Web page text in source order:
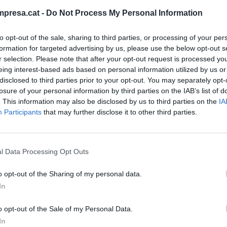
- Do Not Process My Personal Information
opt-out of the sale, sharing to third parties, or processing of your
for targeted advertising by us, please use the below opt-out
selection. Please note that after your opt-out request is processed
interest-based ads based on personal information utilized by us
to third parties prior to your opt-out. You may separately
of your personal information by third parties on the IAB’s list of
This information may also be disclosed by us to third parties on the
Participants that may further disclose it to other third parties.
Data Processing Opt Outs
opt-out of the Sharing of my personal data.
opt-out of the Sale of my Personal Data.
Fuerte Lauderdale, Los Angeles y el JFK
trabajadores que prestaban servicio para los
del Prat contratados por Norwegian Air
entró en preconcurso de acreedores. A
también da trabajo a los tripulantes que quieren
Europa. En este sentido, la compañía no
al considerar Barcelona "basta importante"
europeo clave, según explican fuentes de
de largo radio por las restricciones de viaje y
de los países europeos, que
los vuelos de largo radio que opera la flota de